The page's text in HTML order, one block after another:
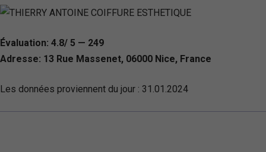
Évaluation: 4.8/ 5 — 249
Adresse: 13 Rue Massenet, 06000 Nice, France
Les données proviennent du jour : 31.01.2024